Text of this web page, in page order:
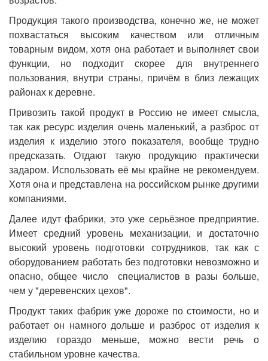
Продукция такого производства, конечно же, не может
похвастаться высоким качеством или отличным
товарным видом, хотя она работает и выполняет свои
функции, но подходит скорее для внутреннего
пользования, внутри страны, причём в близ лежащих
районах к деревне.
Привозить такой продукт в Россию не имеет смысла,
так как ресурс изделия очень маленький, а разброс от
изделия к изделию этого показателя, вообще трудно
предсказать. Отдают такую продукцию практически
задаром. Использовать её мы крайне не рекомендуем.
Хотя она и представлена на российском рынке другими
компаниями.
Далее идут фабрики, это уже серьёзное предприятие.
Имеет средний уровень механизации, и достаточно
высокий уровень подготовки сотрудников, так как с
оборудованием работать без подготовки невозможно и
опасно, общее число специалистов в разы больше,
чем у "деревенских цехов".
Продукт таких фабрик уже дороже по стоимости, но и
работает он намного дольше и разброс от изделия к
изделию гораздо меньше, можно вести речь о
стабильном уровне качества.